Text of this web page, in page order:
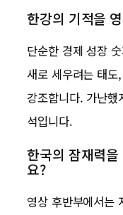
한강의 기적을
단순한 경제 성장
새로 세우려는 태
강조합니다. 가난
석입니다.
한국의 잠재력
요?
영상 후반부에서는